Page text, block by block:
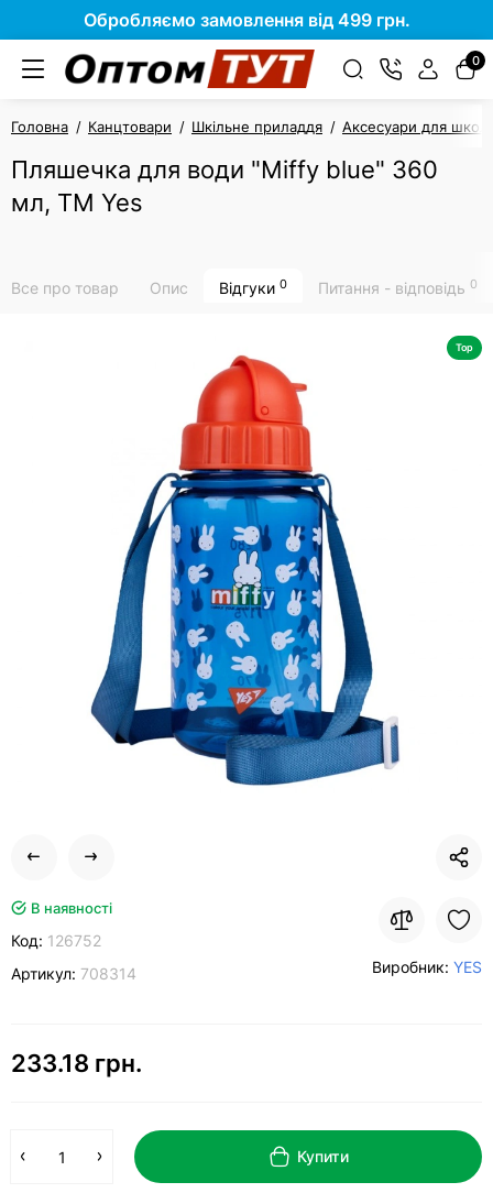
Обробляємо замовлення від 499 грн.
0
Головна Канцтовари Шкільне приладдя Аксесуари для
Пляшечка для води "Miffy blue" 360
мл, ТМ Yes
Все про товар Опис Відгуки 0 Питання - відповідь 0
Top
В наявності
Код: 126752
Артикул: 708314 Виробник: YES
233.18 грн.
Купити